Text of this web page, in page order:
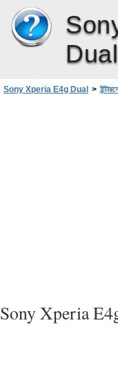
Sony Xperia E4g Dual >
Sony Xperia